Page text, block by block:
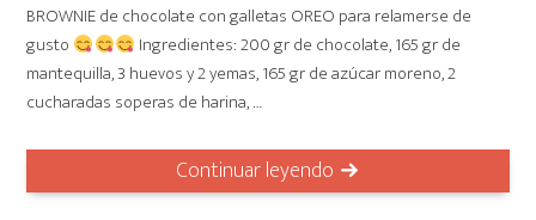
BROWNIE de chocolate con galletas OREO para relamerse de
gusto
Ingredientes: 200 gr de chocolate, 165 gr de
mantequilla, 3 huevos y 2 yemas, 165 gr de azúcar moreno, 2
cucharadas soperas de harina, …
Continuar leyendo